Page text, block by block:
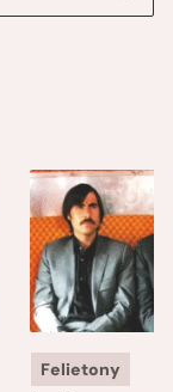
Felietony